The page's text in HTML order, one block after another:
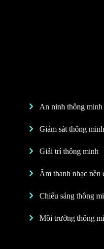
An ninh thông minh
Giám sát thông minh
Giải trí thông minh
Âm thanh nhạc nền
Chiếu sáng thông
Môi trường thông